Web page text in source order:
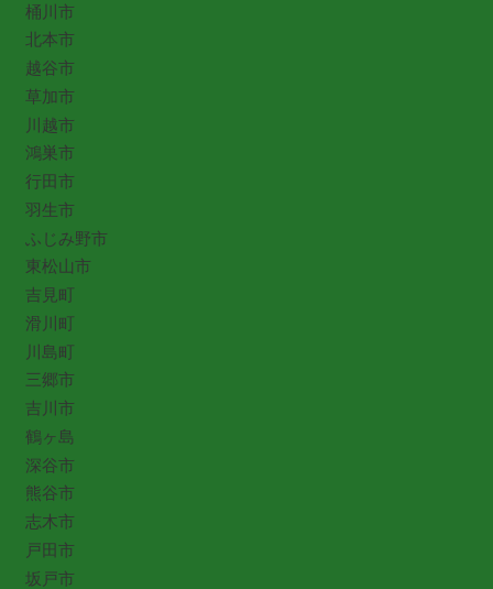
桶川市
北本市
越谷市
草加市
川越市
鴻巣市
行田市
羽生市
ふじみ野市
東松山市
吉見町
滑川町
川島町
三郷市
吉川市
鶴ヶ島
深谷市
熊谷市
志木市
戸田市
坂戸市